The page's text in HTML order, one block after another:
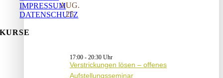
AUG.
25
17:00 - 20:30
Verstrickungen lösen – offenes
Aufstellungsseminar
IMPRESSUM
DATENSCHUTZ
KURSE